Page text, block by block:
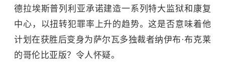
德拉埃斯普列利亚承诺建造一系列特大监狱和康复
中心，以扭转犯罪率上升的趋势。这是否意味着他
计划在获胜后变身为萨尔瓦多独裁者纳伊布·布克莱
的哥伦比亚版？令人怀疑。